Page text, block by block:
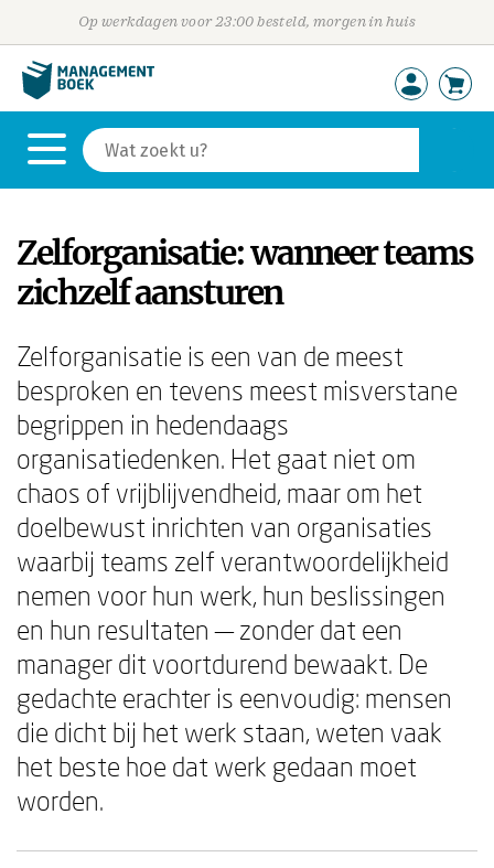
Op werkdagen voor 23:00 besteld, morgen in huis
Zelforganisatie: wanneer teams
zichzelf aansturen
Zelforganisatie is een van de meest
besproken en tevens meest misverstane
begrippen in hedendaags
organisatiedenken. Het gaat niet om
chaos of vrijblijvendheid, maar om het
doelbewust inrichten van organisaties
waarbij teams zelf verantwoordelijkheid
nemen voor hun werk, hun beslissingen
en hun resultaten — zonder dat een
manager dit voortdurend bewaakt. De
gedachte erachter is eenvoudig: mensen
die dicht bij het werk staan, weten vaak
het beste hoe dat werk gedaan moet
worden.